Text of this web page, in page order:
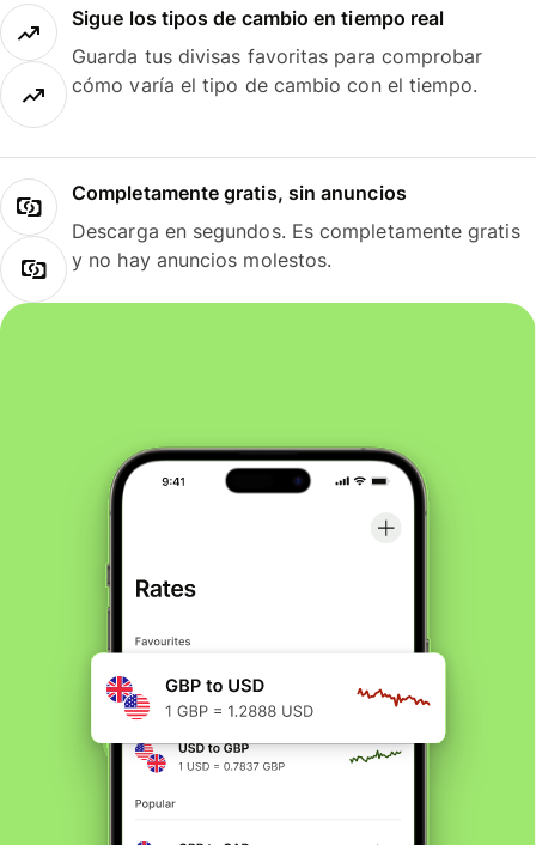
Sigue los tipos de cambio en tiempo real
Guarda tus divisas favoritas para comprobar
cómo varía el tipo de cambio con el tiempo.
Completamente gratis, sin anuncios
Descarga en segundos. Es completamente gratis
y no hay anuncios molestos.